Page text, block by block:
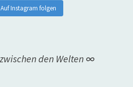
Auf Instagram folgen
den Welten ∞